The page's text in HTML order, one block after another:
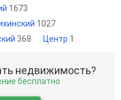
1673
1027
368 Центр 1
недвижимость?
бесплатно